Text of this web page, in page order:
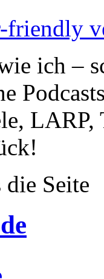
friendly
ich –
die Seite